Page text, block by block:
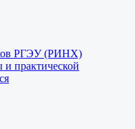
РГЭУ (РИНХ)
и практической